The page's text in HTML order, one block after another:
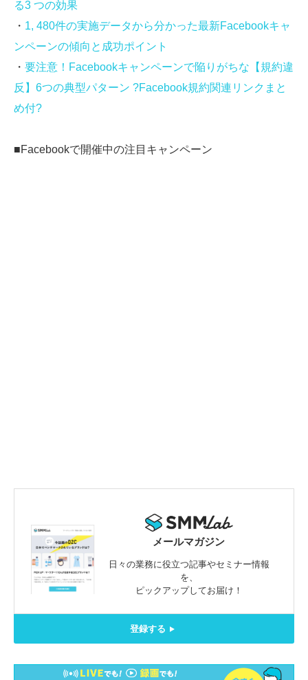
る3 つの効果
・ 1, 480件の実施データから分かった最新Facebookキャ
ンペーンの傾向と成功ポイント
・ 要注意！Facebookキャンペーンで陥りがちな【規約違
反】6つの典型パターン ?Facebook規約関連リンクまと
め付?
■Facebookで開催中の注目キャンペーン
メールマガジン
日々の業務に役立つ記事やセミナー情報
を、
ピックアップしてお届け！
登録する